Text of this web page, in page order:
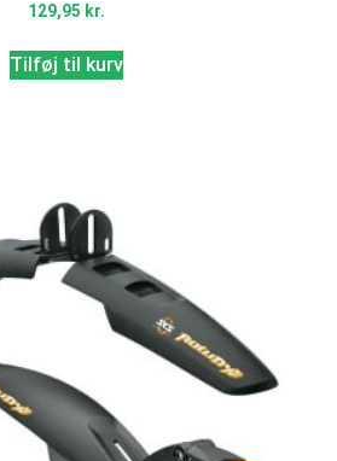
129,95 kr.
Tilføj til kurv